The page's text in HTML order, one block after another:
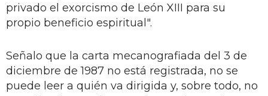
privado el exorcismo de León XIII para su
propio beneficio espiritual".
Señalo que la carta mecanografiada del 3 de
diciembre de 1987 no está registrada, no se
puede leer a quién va dirigida y, sobre todo, no